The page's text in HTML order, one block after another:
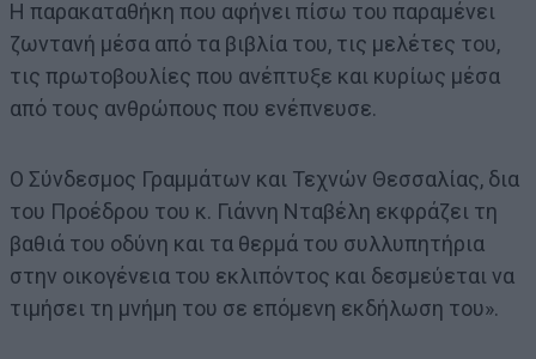
Η παρακαταθήκη που αφήνει πίσω του παραμένει
ζωντανή μέσα από τα βιβλία του, τις μελέτες του,
τις πρωτοβουλίες που ανέπτυξε και κυρίως μέσα
από τους ανθρώπους που ενέπνευσε.
Ο Σύνδεσμος Γραμμάτων και Τεχνών Θεσσαλίας, δια
του Προέδρου του κ. Γιάννη Νταβέλη εκφράζει τη
βαθιά του οδύνη και τα θερμά του συλλυπητήρια
στην οικογένεια του εκλιπόντος και δεσμεύεται να
τιμήσει τη μνήμη του σε επόμενη εκδήλωση του».